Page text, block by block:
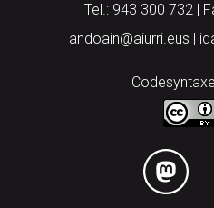
Tel.: 943 300 732 |
andoain@aiurri.eus |